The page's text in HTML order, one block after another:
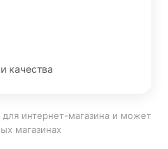
качества
для интернет-магазина и может
магазинах